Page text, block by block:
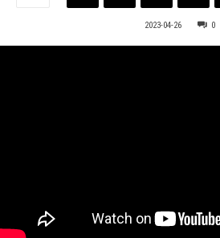
2023-04-26 0